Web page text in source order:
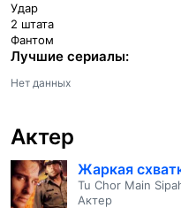
Удар
2 штата
Фантом
Лучшие сериалы:
Нет данных
Актер
Жаркая
Tu Chor Main
Актер